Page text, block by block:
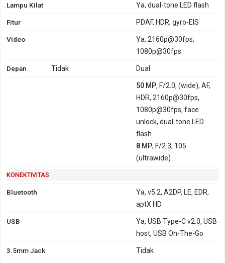
Lampu Kilat Ya, dual-tone LED flash
Fitur PDAF, HDR, gyro-EIS
Video
Ya, 2160p@30fps,
1080p@30fps
Depan Tidak Dual
50 MP, F/2.0, (wide), AF,
HDR, 2160p@30fps,
1080p@30fps, face
unlock, dual-tone LED
flash
8 MP, F/2.3, 105
(ultrawide)
KONEKTIVITAS
Bluetooth
Ya, v5.2, A2DP, LE, EDR,
aptX HD
USB
Ya, USB Type-C v2.0, USB
host, USB On-The-Go
3.5mm Jack Tidak